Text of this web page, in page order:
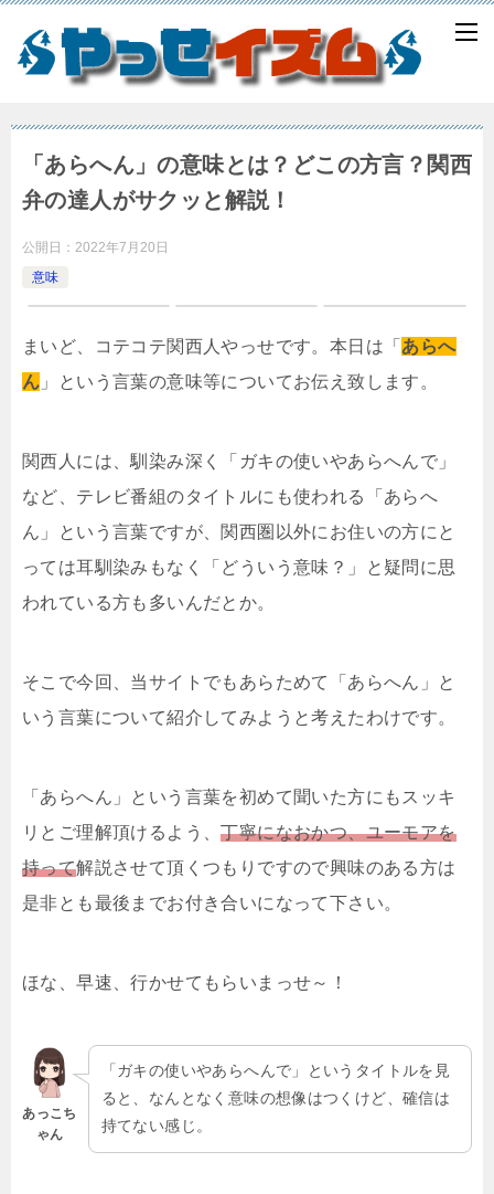
「あらへん」の意味とは？どこの方言？関西
弁の達人がサクッと解説！
公開日： 2022年7月20日
意味
まいど、コテコテ関西人やっせです。本日は「 あらへ
ん 」という言葉の意味等についてお伝え致します。
関西人には、馴染み深く「ガキの使いやあらへんで」
など、テレビ番組のタイトルにも使われる「あらへ
ん」という言葉ですが、関西圏以外にお住いの方にと
っては耳馴染みもなく「どういう意味？」と疑問に思
われている方も多いんだとか。
そこで今回、当サイトでもあらためて「あらへん」と
いう言葉について紹介してみようと考えたわけです。
「あらへん」という言葉を初めて聞いた方にもスッキ
リとご理解頂けるよう、丁寧になおかつ、ユーモアを
持って解説させて頂くつもりですので興味のある方は
是非とも最後までお付き合いになって下さい。
ほな、早速、行かせてもらいまっせ～！
あっこち
ゃん
「ガキの使いやあらへんで」というタイトルを見
ると、なんとなく意味の想像はつくけど、確信は
持てない感じ。